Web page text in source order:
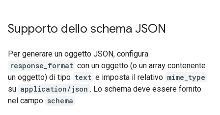
Supporto dello schema JSON
Per generare un oggetto JSON, configura
response_format con un oggetto (o un array contenente
un oggetto) di tipo text e imposta il relativo mime_type
su application/json . Lo schema deve essere fornito
nel campo schema .